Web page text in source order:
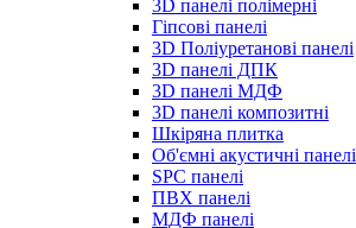
3D панелі полімерні
Гіпсові панелі
3D Поліуретанові панелі
3D панелі ДПК
3D панелі МДФ
3D панелі композитні
Шкіряна плитка
Об'ємні акустичні панелі
SPC панелі
ПВХ панелі
МДФ панелі